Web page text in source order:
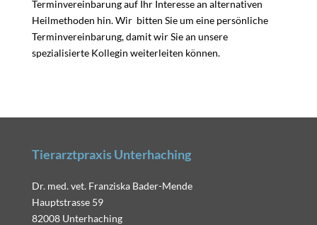
Terminvereinbarung auf Ihr Interesse an alternativen
Heilmethoden hin. Wir bitten Sie um eine persönliche
Terminvereinbarung, damit wir Sie an unsere
spezialisierte Kollegin weiterleiten können.
Tierarztpraxis Unterhaching
Dr. med. vet. Franziska Bader-Mende
Hauptstrasse 59
82008 Unterhaching